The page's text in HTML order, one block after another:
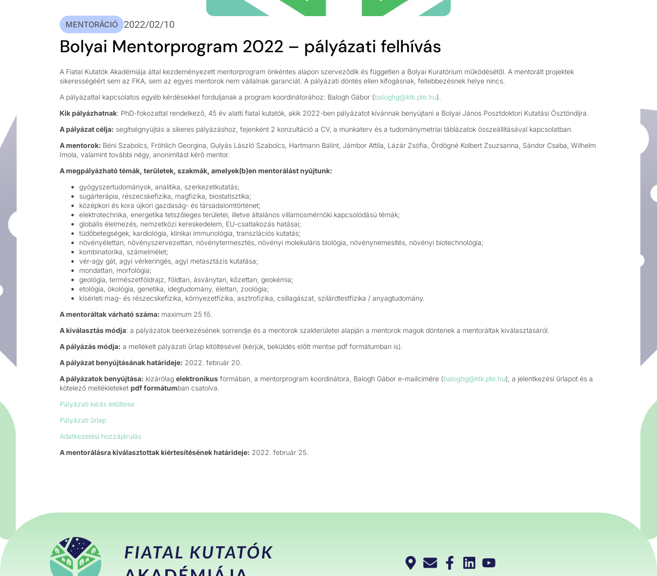
MENTORÁCIÓ 2022/02/10
Bolyai Mentorprogram 2022 – pályázati felhívás
A Fiatal Kutatók Akadémiája által kezdeményezett mentorprogram önkéntes alapon szerveződik és független a Bolyai Kuratórium működésétől. A mentorált projektek
sikerességéért sem az FKA, sem az egyes mentorok nem vállalnak garanciát. A pályázati döntés ellen kifogásnak, fellebbezésnek helye nincs.
A pályázattal kapcsolatos egyéb kérdésekkel forduljanak a program koordinátorához: Balogh Gábor (baloghg@ktk.pte.hu).
Kik pályázhatnak: PhD-fokozattal rendelkező, 45 év alatti fiatal kutatók, akik 2022-ben pályázatot kívánnak benyújtani a Bolyai János Posztdoktori Kutatási Ösztöndíjra.
A pályázat célja: segítségnyújtás a sikeres pályázáshoz, fejenként 2 konzultáció a CV, a munkaterv és a tudománymetriai táblázatok összeállításával kapcsolatban.
A mentorok: Béni Szabolcs, Fröhlich Georgina, Gulyás László Szabolcs, Hartmann Bálint, Jámbor Attila, Lázár Zsófia, Ördögné Kolbert Zsuzsanna, Sándor Csaba, Wilhelm
Imola, valamint további négy, anonimitást kérő mentor.
A megpályázható témák, területek, szakmák, amelyek(b)en mentorálást nyújtunk:
gyógyszertudományok, analitika, szerkezetkutatás;
sugárterápia, részecskefizika, magfizika, biostatisztika;
középkori és kora újkori gazdaság- és társadalomtörténet;
elektrotechnika, energetika tetszőleges területei, illetve általános villamosmérnöki kapcsolódású témák;
globális élelmezés, nemzetközi kereskedelem, EU-csatlakozás hatásai;
tüdőbetegségek, kardiológia, klinikai immunológia, transzlációs kutatás;
növényélettan, növényszervezettan, növénytermesztés, növényi molekuláris biológia, növénynemesítés, növényi biotechnológia;
kombinatorika, számelmélet;
vér-agy gát, agyi vérkeringés, agyi metasztázis kutatása;
mondattan, morfológia;
geológia, természetföldrajz, földtan, ásványtan, kőzettan, geokémia;
etológia, ökológia, genetika, idegtudomány, élettan, zoológia;
kísérleti mag- és részecskefizika, környezetfizika, asztrofizika, csillagászat, szilárdtestfizika / anyagtudomány.
A mentoráltak várható száma: maximum 25 fő.
A kiválasztás módja: a pályázatok beérkezésének sorrendje és a mentorok szakterületei alapján a mentorok maguk döntenek a mentoráltak kiválasztásáról.
A pályázás módja: a mellékelt pályázati űrlap kitöltésével (kérjük, beküldés előtt mentse pdf formátumban is).
A pályázat benyújtásának határideje: 2022. február 20.
A pályázatok benyújtása: kizárólag elektronikus formában, a mentorprogram koordinátora, Balogh Gábor e-mailcímére (baloghg@ktk.pte.hu), a jelentkezési űrlapot és a
kötelező mellékleteket pdf formátumban csatolva.
Pályázati kiírás letöltése
Pályázati űrlap
Adatkezelési hozzájárulás
A mentorálásra kiválasztottak kiértesítésének határideje: 2022. február 25.